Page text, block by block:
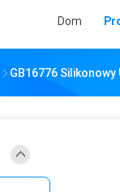
Dom
GB16776